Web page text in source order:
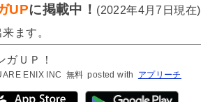
UPに掲載中！ (2022年4月7日現在)
ます。
ガＵＰ！
ENIX INC 無料 posted with アプリーチ